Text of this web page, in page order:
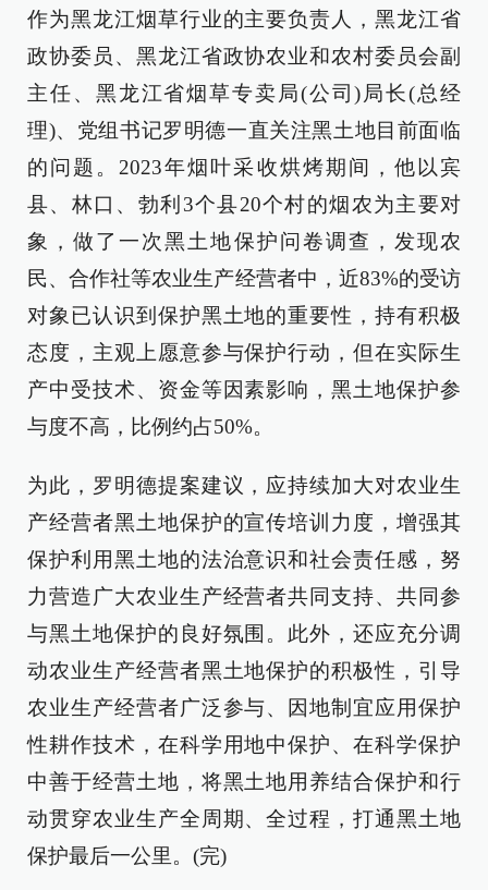
作为黑龙江烟草行业的主要负责人，黑龙江省
政协委员、黑龙江省政协农业和农村委员会副
主任、黑龙江省烟草专卖局(公司)局长(总经
理)、党组书记罗明德一直关注黑土地目前面临
的问题。2023年烟叶采收烘烤期间，他以宾
县、林口、勃利3个县20个村的烟农为主要对
象，做了一次黑土地保护问卷调查，发现农
民、合作社等农业生产经营者中，近83%的受访
对象已认识到保护黑土地的重要性，持有积极
态度，主观上愿意参与保护行动，但在实际生
产中受技术、资金等因素影响，黑土地保护参
与度不高，比例约占50%。
为此，罗明德提案建议，应持续加大对农业生
产经营者黑土地保护的宣传培训力度，增强其
保护利用黑土地的法治意识和社会责任感，努
力营造广大农业生产经营者共同支持、共同参
与黑土地保护的良好氛围。此外，还应充分调
动农业生产经营者黑土地保护的积极性，引导
农业生产经营者广泛参与、因地制宜应用保护
性耕作技术，在科学用地中保护、在科学保护
中善于经营土地，将黑土地用养结合保护和行
动贯穿农业生产全周期、全过程，打通黑土地
保护最后一公里。(完)